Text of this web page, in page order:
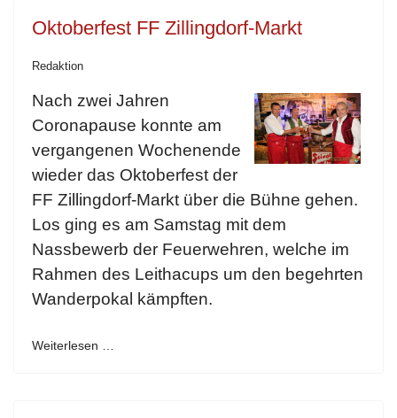
Oktoberfest FF Zillingdorf-Markt
Redaktion
Nach zwei Jahren
Coronapause konnte am
vergangenen Wochenende
wieder das Oktoberfest der
FF Zillingdorf-Markt über die Bühne gehen.
Los ging es am Samstag mit dem
Nassbewerb der Feuerwehren, welche im
Rahmen des Leithacups um den begehrten
Wanderpokal kämpften.
Weiterlesen …